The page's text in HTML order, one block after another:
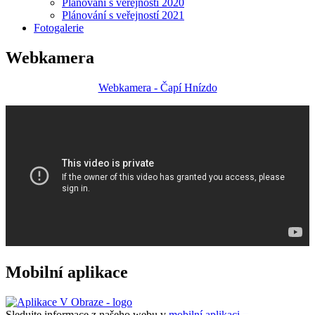
Plánování s veřejností 2020
Plánování s veřejností 2021
Fotogalerie
Webkamera
Webkamera - Čapí Hnízdo
Mobilní aplikace